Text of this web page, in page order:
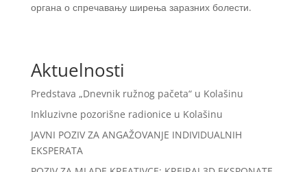
органа о спречавању ширења заразних болести.
Aktuelnosti
Predstava „Dnevnik ružnog pačeta“ u Kolašinu
Inkluzivne pozorišne radionice u Kolašinu
JAVNI POZIV ZA ANGAŽOVANJE INDIVIDUALNIH
EKSPERATA